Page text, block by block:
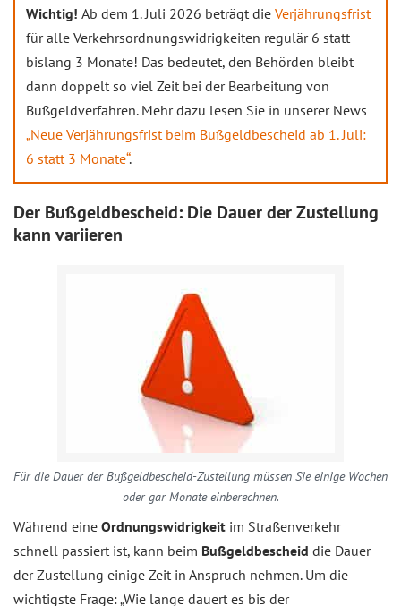
Wichtig! Ab dem 1. Juli 2026 beträgt die Verjährungsfrist
für alle Verkehrsordnungswidrigkeiten regulär 6 statt
bislang 3 Monate! Das bedeutet, den Behörden bleibt
dann doppelt so viel Zeit bei der Bearbeitung von
Bußgeldverfahren. Mehr dazu lesen Sie in unserer News
„Neue Verjährungsfrist beim Bußgeldbescheid ab 1. Juli:
6 statt 3 Monate“.
Der Bußgeldbescheid: Die Dauer der Zustellung
kann variieren
Für die Dauer der Bußgeldbescheid-Zustellung müssen Sie einige Wochen
oder gar Monate einberechnen.
Während eine Ordnungswidrigkeit im Straßenverkehr
schnell passiert ist, kann beim Bußgeldbescheid die Dauer
der Zustellung einige Zeit in Anspruch nehmen. Um die
wichtigste Frage: „Wie lange dauert es bis der